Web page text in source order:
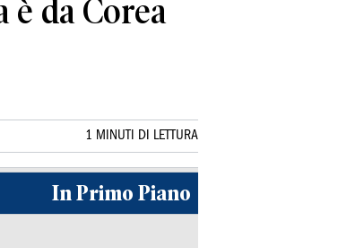
da Corea
1 MINUTI DI LETTURA
In Primo Piano